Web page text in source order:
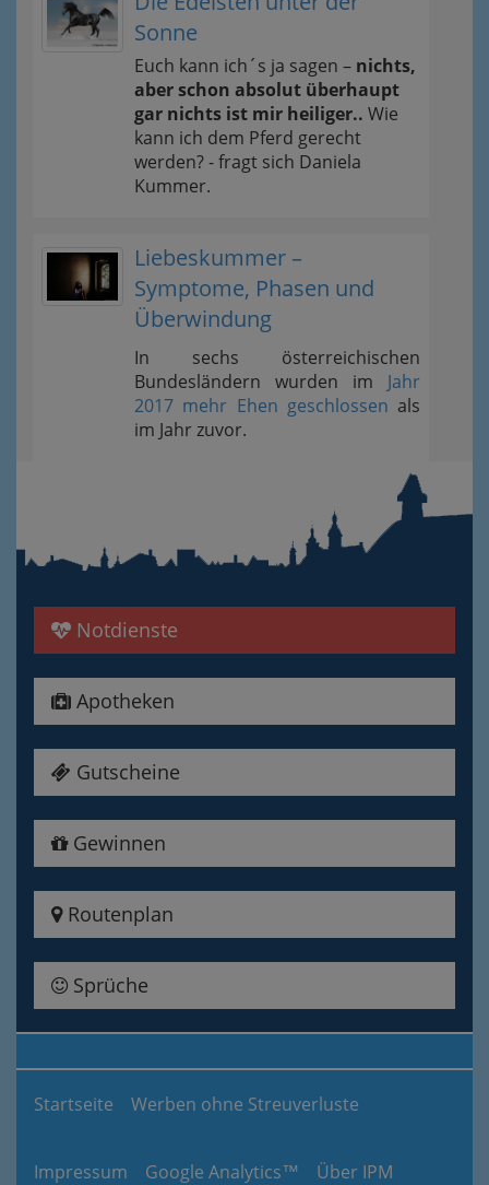
Sonne
Euch kann ich´s ja sagen – nichts,
aber schon absolut überhaupt
gar nichts ist mir heiliger.. Wie
kann ich dem Pferd gerecht
werden? - fragt sich Daniela
Kummer.
Liebeskummer –
Symptome, Phasen und
Überwindung
In sechs österreichischen
Bundesländern wurden im Jahr
2017 mehr Ehen geschlossen als
im Jahr zuvor.
Notdienste
Apotheken
Gutscheine
Gewinnen
Routenplan
Sprüche
Startseite Werben ohne Streuverluste
Impressum Google Analytics™ Über IPM